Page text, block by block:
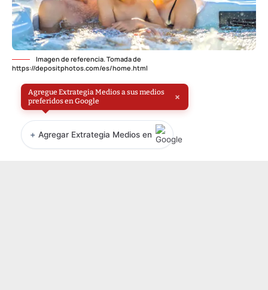
Imagen de referencia. Tomada de
https://depositphotos.com/es/home.html
Agregue Extrategia Medios a sus medios
preferidos en Google
×
+ Agregar Extrategia Medios en